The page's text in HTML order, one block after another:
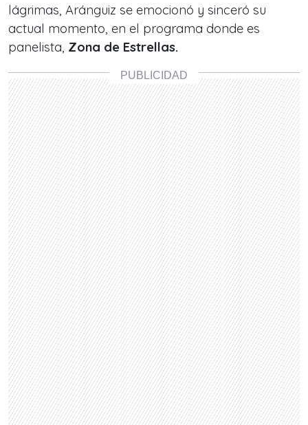
lágrimas, Aránguiz se emocionó y sinceró su
actual momento, en el programa donde es
panelista, Zona de Estrellas.